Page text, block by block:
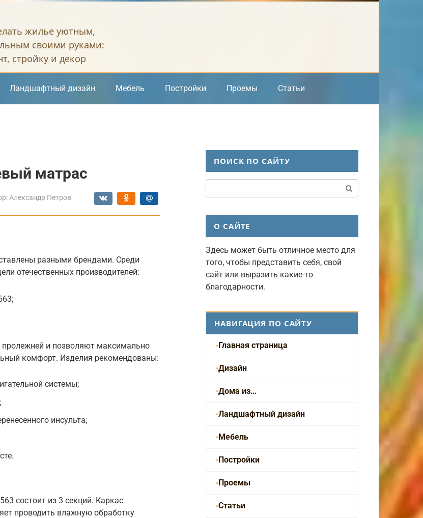
жилье уютным,
своими руками:
стройку и декор
Ландшафтный дизайн Мебель Постройки Проемы Статьи
матрас
Александр Петров
разными брендами. Среди
отечественных производителей:
и позволяют максимально
комфорт. Изделия рекомендованы:
системы;
инсульта;
состоит из 3 секций. Каркас
проводить влажную обработку
ПОИСК ПО САЙТУ
О САЙТЕ
Здесь может быть отличное место для
того, чтобы представить себя, свой
сайт или выразить какие-то
благодарности.
НАВИГАЦИЯ ПО САЙТУ
Главная страница
Дизайн
Дома из…
Ландшафтный дизайн
Мебель
Постройки
Проемы
Статьи